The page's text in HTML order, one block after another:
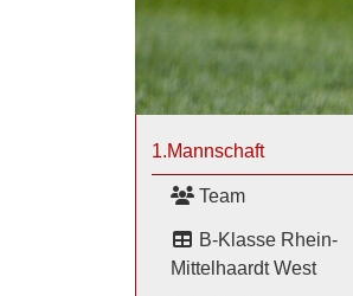
1.Mannschaft
Team
B-Klasse Rhein-
Mittelhaardt West